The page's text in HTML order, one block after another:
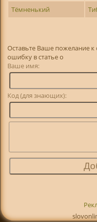
Тёмненький
Оставьте Ваше пожелание
ошибку в статье о
Ваше имя:
Код (для знающих):